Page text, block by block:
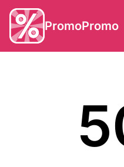
PromoPromo